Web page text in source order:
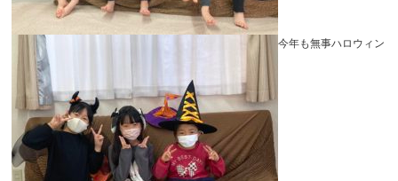
今年も無事ハロウィン